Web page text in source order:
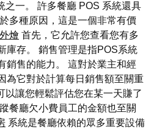
之一。 許多餐廳 POS 系統還具
多種原因，這是一個非常有價
燴 首先，它允許您查看您有多
庫存。 銷售管理是指POS系統
銷售的能力。 這對於業主和經
為它對於計算每日銷售額至關重
以讓您輕鬆評估您在某一天賺了
餐廳欠小費員工的金額也至關
系統是餐廳依賴的眾多重要設備